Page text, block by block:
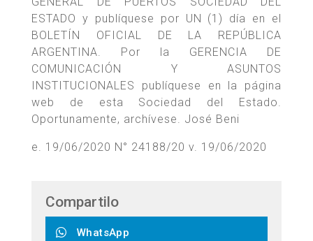
ESTADO y publíquese por UN (1) día en el
BOLETÍN OFICIAL DE LA REPÚBLICA
ARGENTINA. Por la GERENCIA DE
COMUNICACIÓN Y ASUNTOS
INSTITUCIONALES publíquese en la página
web de esta Sociedad del Estado.
Oportunamente, archívese. José Beni
e. 19/06/2020 N° 24188/20 v. 19/06/2020
Compartilo
WhatsApp